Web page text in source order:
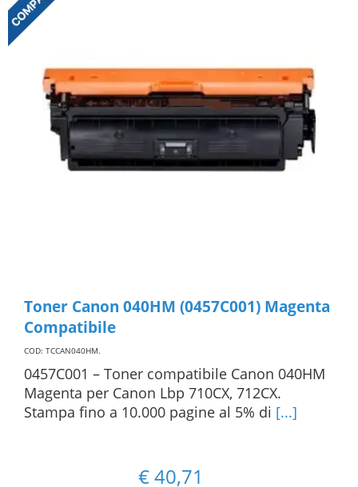
Toner Canon 040HM (0457C001) Magenta
Compatibile
COD: TCCAN040HM.
0457C001 – Toner compatibile Canon 040HM
Magenta per Canon Lbp 710CX, 712CX.
Stampa fino a 10.000 pagine al 5% di [...]
€40,71